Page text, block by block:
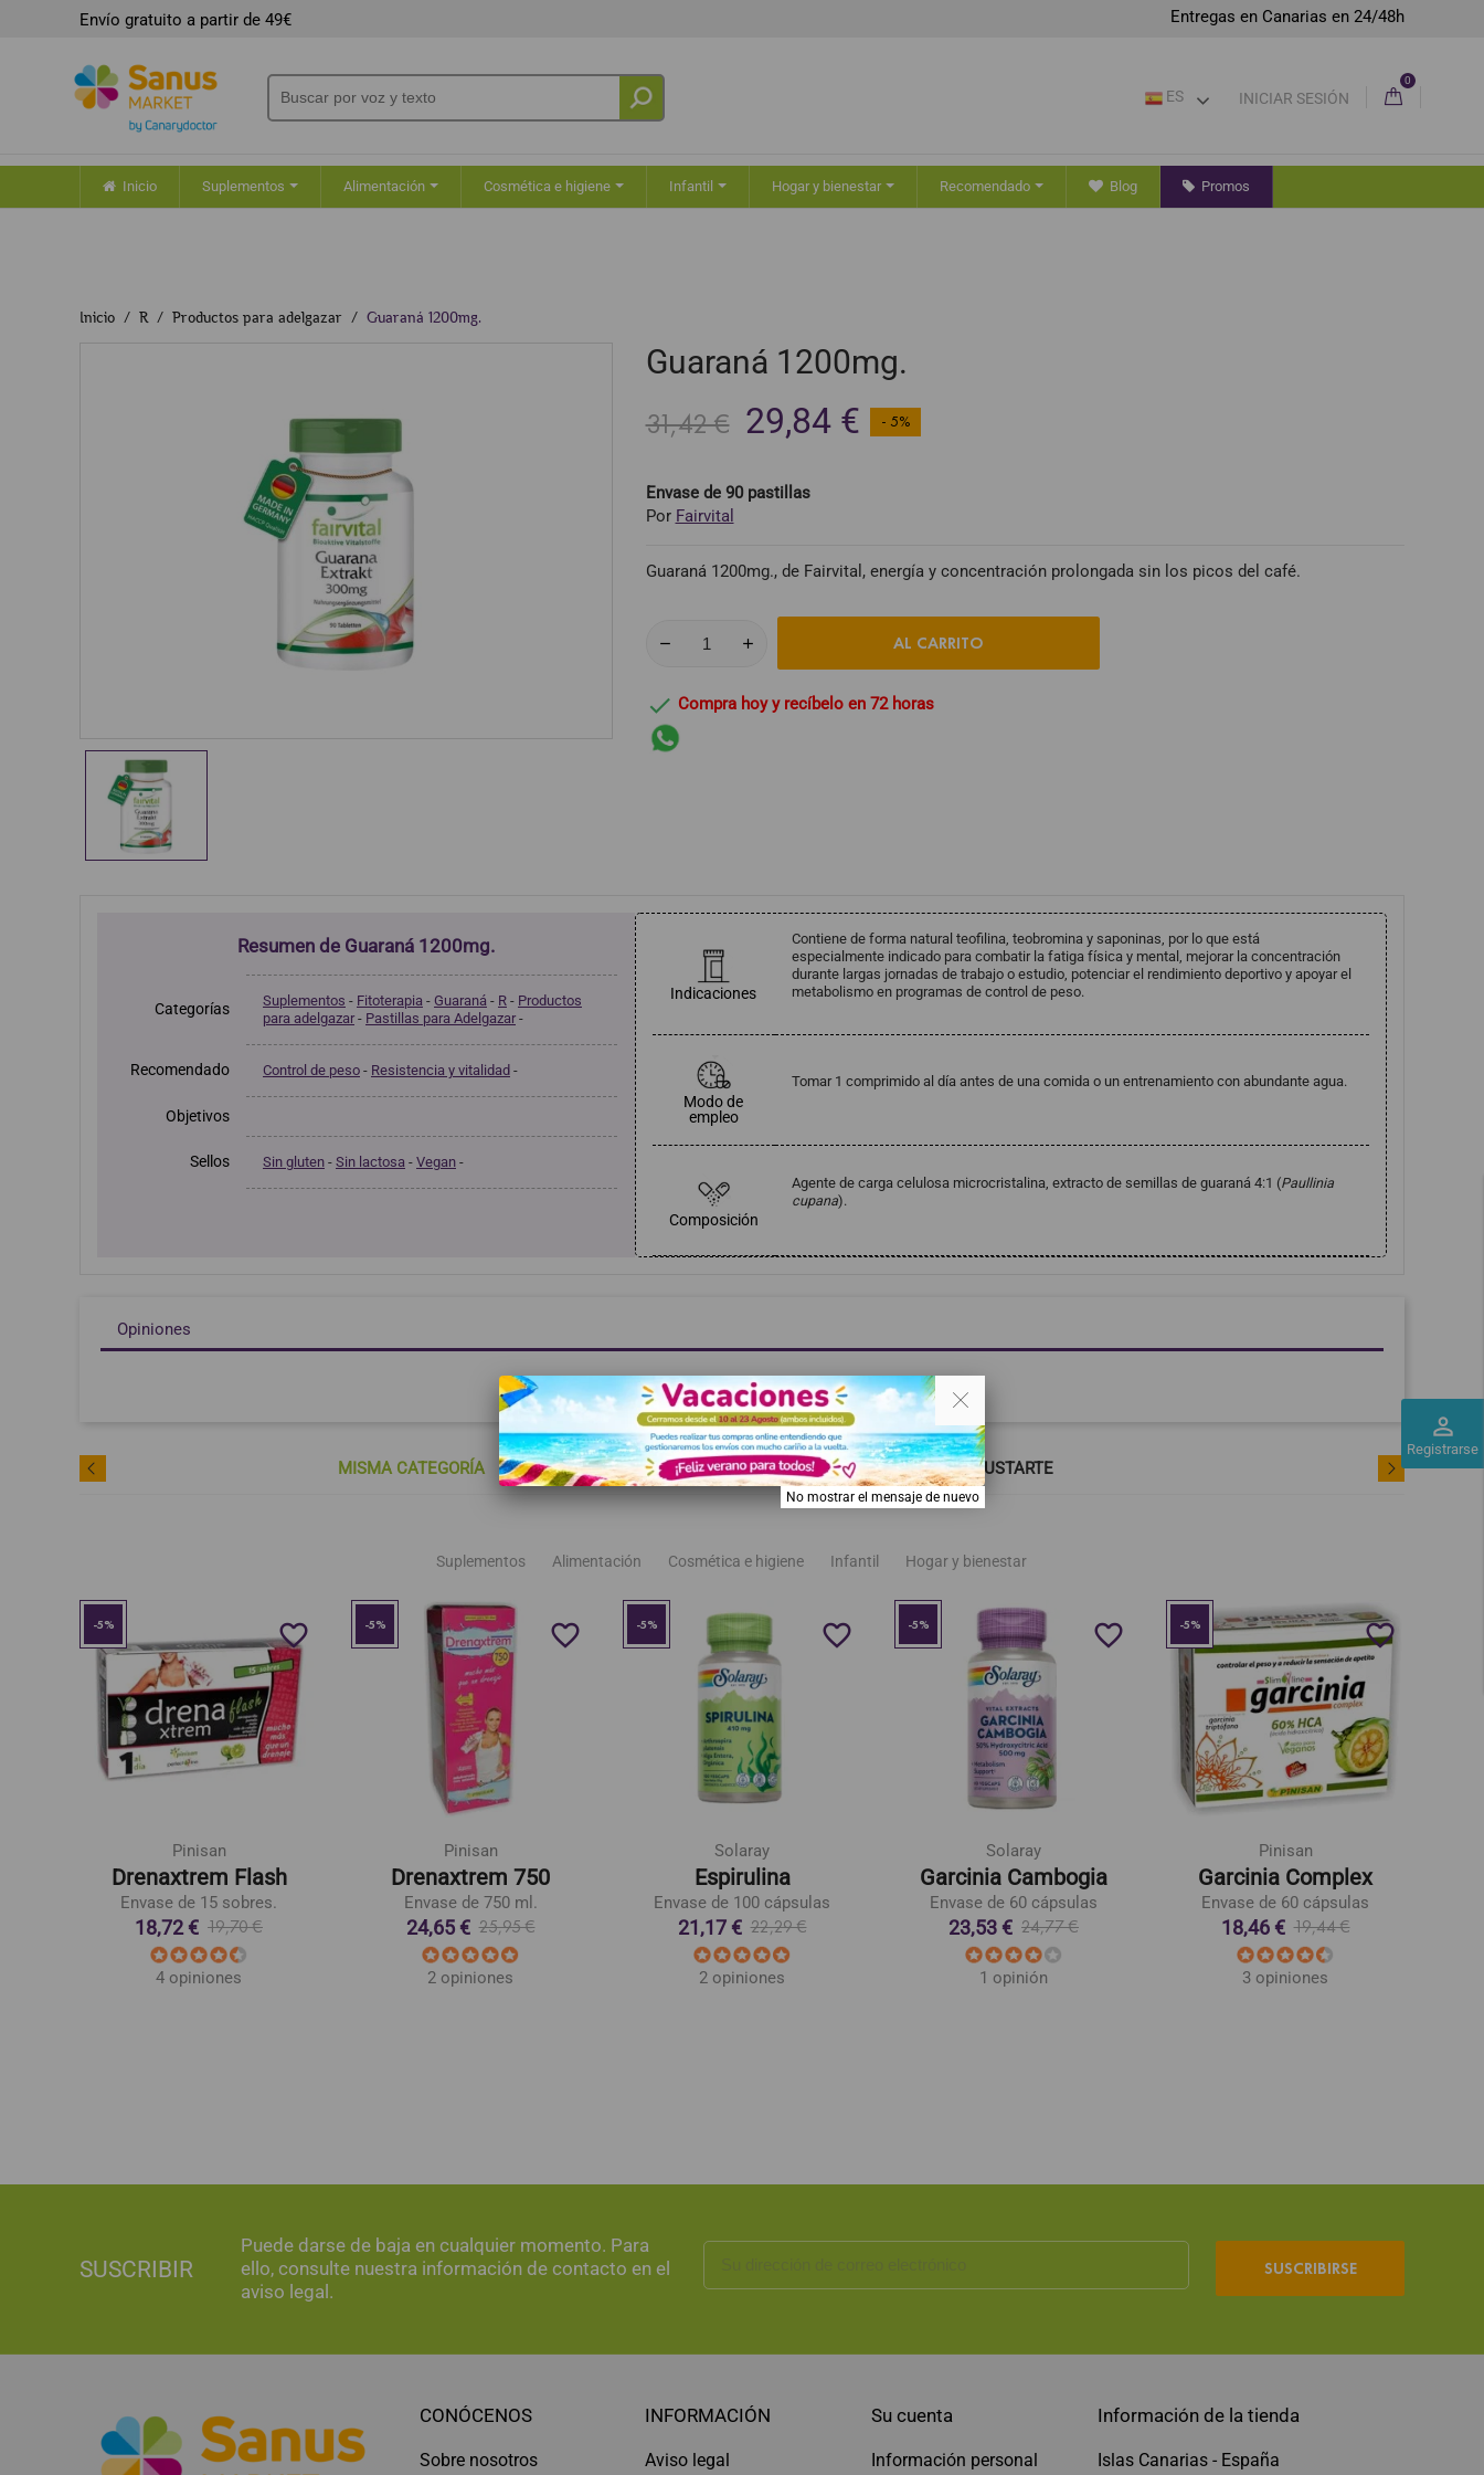
Envío gratuito a partir de 49€ Entregas en Canarias en 24/48h
ES INICIAR SESIÓN
0
perm_identity
Registrarse
Inicio Suplementos Alimentación Cosmética e higiene Infantil Hogar y bienestar Recomendado Blog Promos
Inicio R Productos para adelgazar Guaraná 1200mg.
Guaraná 1200mg.
31,42 € 29,84 € - 5%
Envase de 90 pastillas
Por Fairvital
Guaraná 1200mg., de Fairvital, energía y concentración prolongada sin los picos del café.
AL CARRITO
 Compra hoy y recíbelo en 72 horas
Resumen de Guaraná 1200mg.
Categorías Suplementos - Fitoterapia - Guaraná - R - Productos
para adelgazar - Pastillas para Adelgazar -
Recomendado Control de peso - Resistencia y vitalidad -
Objetivos
Sellos Sin gluten - Sin lactosa - Vegan -
Indicaciones
Contiene de forma natural teofilina, teobromina y saponinas, por lo que está
especialmente indicado para combatir la fatiga física y mental, mejorar la concentración
durante largas jornadas de trabajo o estudio, potenciar el rendimiento deportivo y apoyar el
metabolismo en programas de control de peso.
Modo de
empleo
Tomar 1 comprimido al día antes de una comida o un entrenamiento con abundante agua.
Composición
Agente de carga celulosa microcristalina, extracto de semillas de guaraná 4:1 (Paullinia
cupana).
Opiniones
Haga clic aquí para dejar una opinión
MISMA CATEGORÍA RECOMENDADOS MISMA MARCA TAMBIÉN PODRÍA GUSTARTE
Suplementos Alimentación Cosmética e higiene Infantil Hogar y bienestar
-5%
Pinisan
Drenaxtrem Flash
Envase de 15 sobres.
18,72 € 19,70 €
4 opiniones
favorite_border -5%
Pinisan
Drenaxtrem 750
Envase de 750 ml.
24,65 € 25,95 €
2 opiniones
favorite_border -5%
Solaray
Espirulina
Envase de 100 cápsulas
21,17 € 22,29 €
2 opiniones
favorite_border -5%
Solaray
Garcinia Cambogia
Envase de 60 cápsulas
23,53 € 24,77 €
1 opinión
favorite_border -5%
Pinisan
Garcinia Complex
Envase de 60 cápsulas
18,46 € 19,44 €
3 opiniones
favorite_border
SUSCRIBIR
Puede darse de baja en cualquier momento. Para
ello, consulte nuestra información de contacto en el
aviso legal.
SUSCRIBIRSE
CONÓCENOS
Sobre nosotros
INFORMACIÓN
Aviso legal
Su cuenta
Información personal
Información de la tienda
Islas Canarias - España
. .
No mostrar el mensaje de nuevo